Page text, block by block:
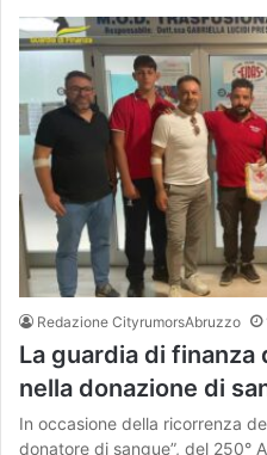
Redazione CityrumorsAbruzzo
La guardia di finanza
nella donazione di
In occasione della ricorrenza
donatore di sangue”, del 250°